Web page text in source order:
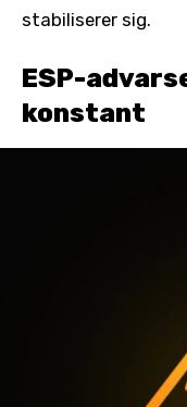
stabiliserer sig.
ESP-
konstant